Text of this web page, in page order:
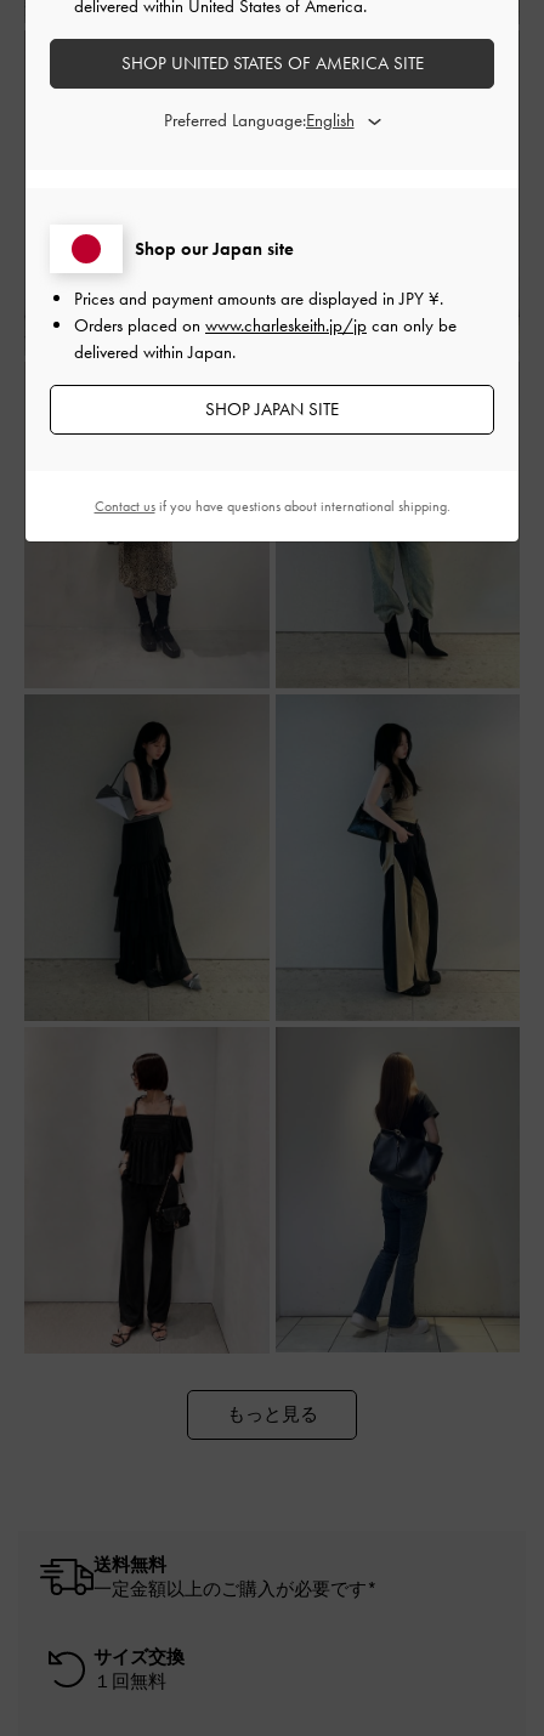
もっと見る
送料無料
一定金額以上のご購入が必要です*
サイズ交換
１回無料
Shop our Japan site
Prices and payment amounts are displayed inJPY ¥.
Orders placed on www.charleskeith.jp/jp can only be
delivered within Japan.
SHOP JAPAN SITE
delivered within United States of America.
SHOP UNITED STATES OF AMERICA SITE
Preferred Language:
Contact usif you have questions about international shipping.